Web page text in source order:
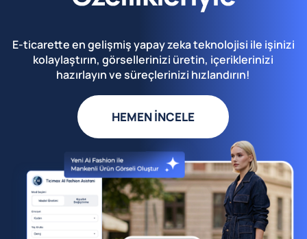
E-ticarette en gelişmiş yapay zeka teknolojisi ile işinizi
kolaylaştırın, görsellerinizi üretin, içeriklerinizi
hazırlayın ve süreçlerinizi hızlandırın!
HEMEN İNCELE